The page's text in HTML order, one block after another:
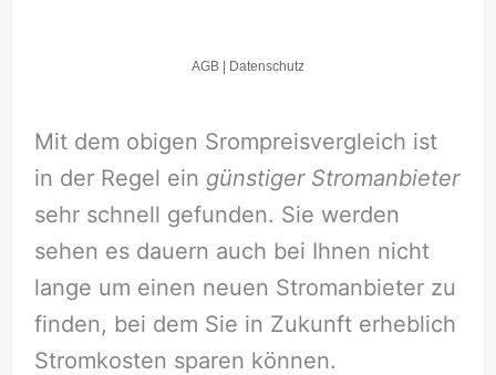
Mit dem obigen Srompreisvergleich ist
in der Regel ein günstiger Stromanbieter
sehr schnell gefunden. Sie werden
sehen es dauern auch bei Ihnen nicht
lange um einen neuen Stromanbieter zu
finden, bei dem Sie in Zukunft erheblich
Stromkosten sparen können.